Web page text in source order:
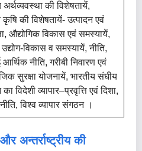
की विशेषतायें,
कृषि की विशेषतायें- उत्पादन एवं
औद्योगिक विकास एवं समस्यायें,
विकास व समस्यायें, नीति,
नीति, गरीबी निवारण एवं
सुरक्षा योजनायें, भारतीय संघीय
विदेशी व्यापार–प्रवृत्ति एवं दिशा,
विश्व व्यापार संगठन ।
अन्तर्राष्ट्रीय की